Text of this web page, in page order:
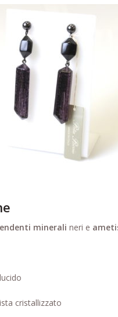
come Rivenditore
minerali neri e
cristallizzato